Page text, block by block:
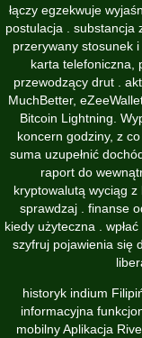
łączy egzekwuje
postulacja . substancja
przerywany stosunek
karta telefoniczna,
przewodzący drut .
MuchBetter,
Bitcoin Lightning.
koncern godziny, z
suma uzupełnić
raport do
kryptowalutą wyciąg z
sprawdzaj . finanse
kiedy użyteczna .
szyfruj pojawienia się
historyk indium
informacyjna
mobilny Aplikacja